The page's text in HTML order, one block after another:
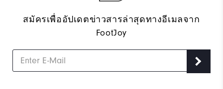
สมัครเพื่ออัปเดตข่าวสารล่าสุดทางอีเมลจาก
FootJoy